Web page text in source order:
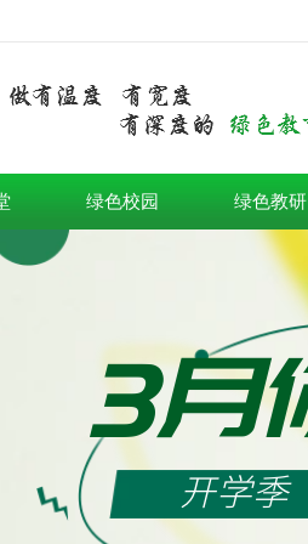
绿色校园 绿色教研